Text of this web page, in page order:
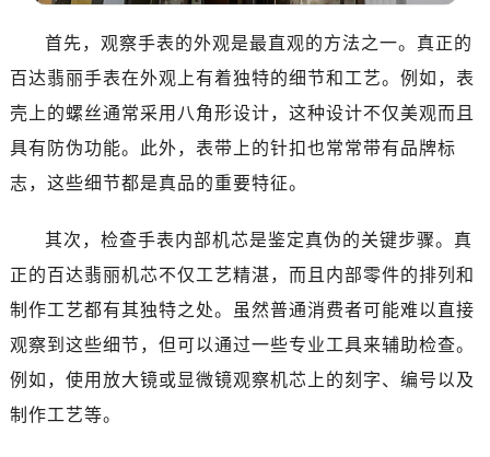
首先，观察手表的外观是最直观的方法之一。真正的
百达翡丽手表在外观上有着独特的细节和工艺。例如，表
壳上的螺丝通常采用八角形设计，这种设计不仅美观而且
具有防伪功能。此外，表带上的针扣也常常带有品牌标
志，这些细节都是真品的重要特征。
其次，检查手表内部机芯是鉴定真伪的关键步骤。真
正的百达翡丽机芯不仅工艺精湛，而且内部零件的排列和
制作工艺都有其独特之处。虽然普通消费者可能难以直接
观察到这些细节，但可以通过一些专业工具来辅助检查。
例如，使用放大镜或显微镜观察机芯上的刻字、编号以及
制作工艺等。